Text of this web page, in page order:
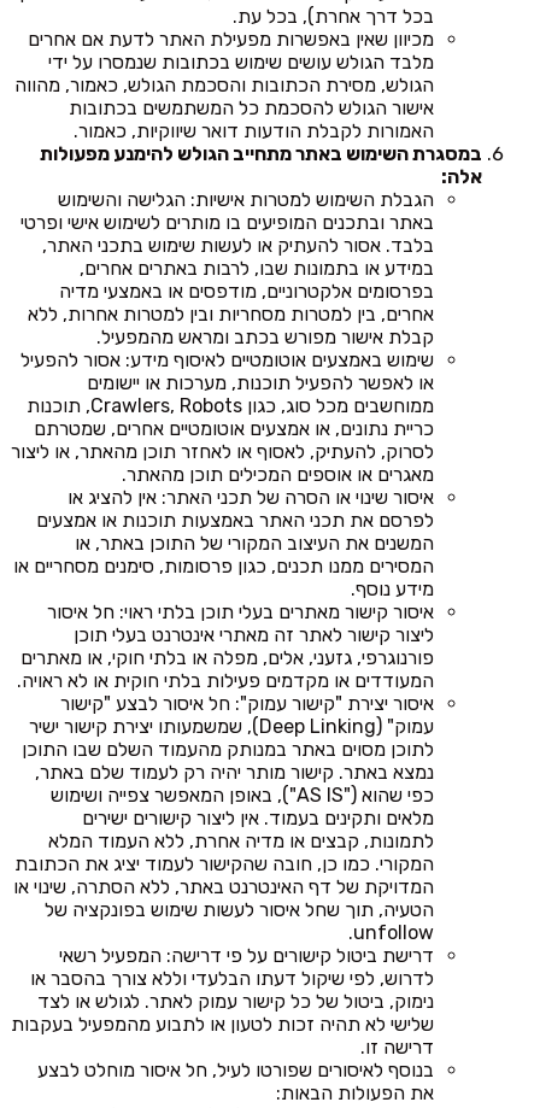
בכל דרך אחרת), בכל עת.
מכיוון שאין באפשרות מפעילת האתר לדעת אם אחרים
מלבד הגולש עושים שימוש בכתובות שנמסרו על ידי
הגולש, מסירת הכתובות והסכמת הגולש, כאמור, מהווה
אישור הגולש להסכמת כל המשתמשים בכתובות
האמורות לקבלת הודעות דואר שיווקיות, כאמור.
במסגרת השימוש באתר מתחייב הגולש להימנע מפעולות
אלה:
הגבלת השימוש למטרות אישיות: הגלישה והשימוש
באתר ובתכנים המופיעים בו מותרים לשימוש אישי ופרטי
בלבד. אסור להעתיק או לעשות שימוש בתכני האתר,
במידע או בתמונות שבו, לרבות באתרים אחרים,
בפרסומים אלקטרוניים, מודפסים או באמצעי מדיה
אחרים, בין למטרות מסחריות ובין למטרות אחרות, ללא
קבלת אישור מפורש בכתב ומראש מהמפעיל.
שימוש באמצעים אוטומטיים לאיסוף מידע: אסור להפעיל
או לאפשר להפעיל תוכנות, מערכות או יישומים
ממוחשבים מכל סוג, כגון Crawlers, Robots, תוכנות
כריית נתונים, או אמצעים אוטומטיים אחרים, שמטרתם
לסרוק, להעתיק, לאסוף או לאחזר תוכן מהאתר, או ליצור
מאגרים או אוספים המכילים תוכן מהאתר.
איסור שינוי או הסרה של תכני האתר: אין להציג או
לפרסם את תכני האתר באמצעות תוכנות או אמצעים
המשנים את העיצוב המקורי של התוכן באתר, או
המסירים ממנו תכנים, כגון פרסומות, סימנים מסחריים או
מידע נוסף.
איסור קישור מאתרים בעלי תוכן בלתי ראוי: חל איסור
ליצור קישור לאתר זה מאתרי אינטרנט בעלי תוכן
פורנוגרפי, גזעני, אלים, מפלה או בלתי חוקי, או מאתרים
המעודדים או מקדמים פעילות בלתי חוקית או לא ראויה.
איסור יצירת "קישור עמוק": חל איסור לבצע "קישור
עמוק" (Deep Linking), שמשמעותו יצירת קישור ישיר
לתוכן מסוים באתר במנותק מהעמוד השלם שבו התוכן
נמצא באתר. קישור מותר יהיה רק לעמוד שלם באתר,
כפי שהוא ("AS IS"), באופן המאפשר צפייה ושימוש
מלאים ותקינים בעמוד. אין ליצור קישורים ישירים
לתמונות, קבצים או מדיה אחרת, ללא העמוד המלא
המקורי. כמו כן, חובה שהקישור לעמוד יציג את הכתובת
המדויקת של דף האינטרנט באתר, ללא הסתרה, שינוי או
הטעיה, תוך שחל איסור לעשות שימוש בפונקציה של
unfollow.
דרישת ביטול קישורים על פי דרישה: המפעיל רשאי
לדרוש, לפי שיקול דעתו הבלעדי וללא צורך בהסבר או
נימוק, ביטול של כל קישור עמוק לאתר. לגולש או לצד
שלישי לא תהיה זכות לטעון או לתבוע מהמפעיל בעקבות
דרישה זו.
בנוסף לאיסורים שפורטו לעיל, חל איסור מוחלט לבצע
את הפעולות הבאות: